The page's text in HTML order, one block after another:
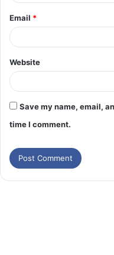
Email *
Website
Save my name, email,
time I comment.